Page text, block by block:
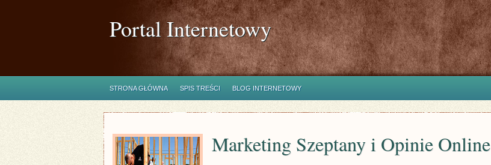
Portal Internetowy
STRONA GŁÓWNA SPIS TREŚCI BLOG INTERNETOWY
Marketing Szeptany i Opinie Online